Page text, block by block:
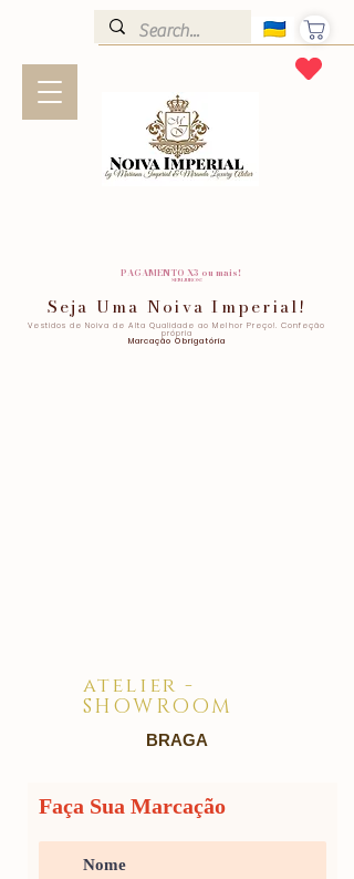
PAGAMENTO X3 ou mais!
SEM JUROS!
Seja Uma Noiva Imperial!
Vestidos de Noiva de Alta Qualidade ao Melhor Preço!. Confeção
própria
Marcação Obrigatória
atelier -
SHOWROOM
BRAGA
Faça Sua Marcação